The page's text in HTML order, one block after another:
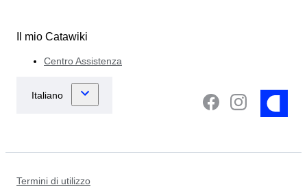
Il mio Catawiki
Centro Assistenza
Termini di utilizzo